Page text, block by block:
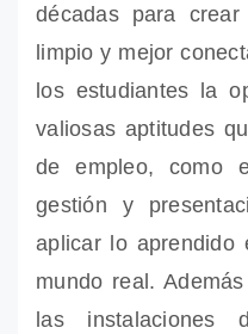
décadas para
limpio y mejor
los estudiantes la
valiosas aptitudes
de empleo, como
gestión y
aplicar lo aprendido
mundo real.
las instalaciones